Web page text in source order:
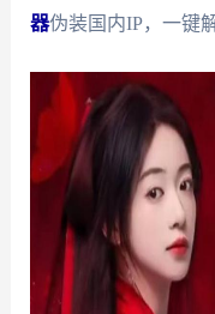
器伪装国内IP，一键